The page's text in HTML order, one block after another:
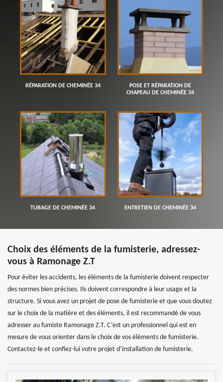
RÉPARATION DE CHEMINÉE 34
POSE ET RÉPARATION DE
CHAPEAU DE CHEMINÉE 34
TUBAGE DE CHEMINÉE 34 ENTRETIEN DE CHEMINÉE 34
Choix des éléments de la fumisterie, adressez-
vous à Ramonage Z.T
Pour éviter les accidents, les éléments de la fumisterie doivent respecter
des normes bien précises. Ils doivent correspondre à leur usage et la
structure. Si vous avez un projet de pose de fumisterie et que vous doutez
sur le choix de la matière et des éléments, il est recommandé de vous
adresser au fumiste Ramonage Z.T. C’est un professionnel qui est en
mesure de vous orienter dans le choix de vos éléments de fumisterie.
Contactez-le et confiez-lui votre projet d’installation de fumisterie.